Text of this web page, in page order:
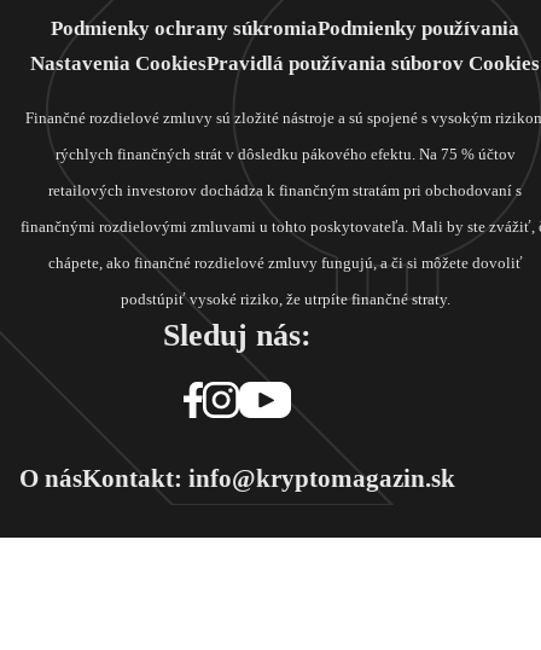
Podmienky ochrany súkromiaPodmienky používania
Nastavenia CookiesPravidlá používania súborov Cookies
Finančné rozdielové zmluvy sú zložité nástroje a sú spojené s vysokým
rýchlych finančných strát v dôsledku pákového efektu. Na 75 % účtov
retailových investorov dochádza k finančným stratám pri obchodovaní s
finančnými rozdielovými zmluvami u tohto poskytovateľa. Mali by ste zvážiť,
chápete, ako finančné rozdielové zmluvy fungujú, a či si môžete dovoliť
podstúpiť vysoké riziko, že utrpíte finančné straty.
Sleduj nás:
O násKontakt: info@kryptomagazin.sk